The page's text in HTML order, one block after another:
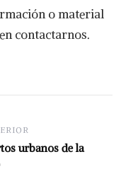
o material
contactarnos.
urbanos de la